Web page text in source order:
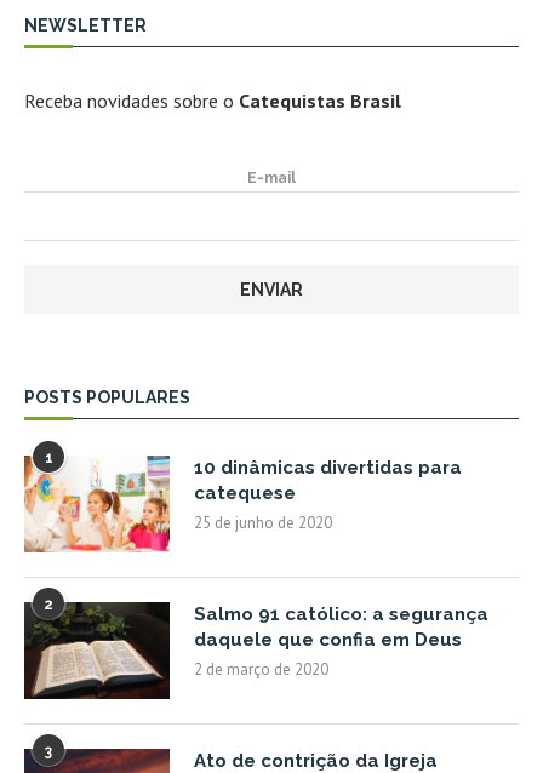
NEWSLETTER
Receba novidades sobre o Catequistas Brasil
E-mail
POSTS POPULARES
1
10 dinâmicas divertidas para
catequese
25 de junho de 2020
2
Salmo 91 católico: a segurança
daquele que confia em Deus
2 de março de 2020
3
Ato de contrição da Igreja